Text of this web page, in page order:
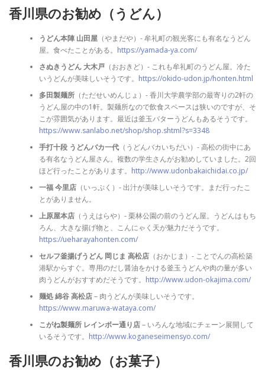
香川県のお勧め（うどん）
うどん本陣 山田屋（やまだや）- 牟礼町の観光客にも有名なうどん
屋。食べたことがある。 https://yamada-ya.com/
さぬきうどん 大木戸（おおきど）- これも牟礼町のうどん屋。冷た
いうどんが美味しいそうです。 https://okido-udon.jp/honten.html
多田製麺所（ただせいめんじょ）- 香川大学農学部の最寄りの2軒の
うどん屋の中の1軒。製麺所なので飲食スペースは狭いのですが、そ
こが雰囲気があります。最近は釜玉バターうどんもあるそうです。
https://www.sanlabo.net/shop/shop.shtml?s=3348
手打十段 うどんバカ一代（うどんバカいちだい）- 高松の街中にあ
る有名なうどん屋さん。複数の学生さんがお勧めしていました。2回
ほど行ったことがあります。 http://www.udonbakaichidai.co.jp/
一福 今里店（いっぷく）- 出汁が美味しいそうです。まだ行ったこ
とがありません。
上原屋本店（うえはらや）- 栗林公園の前のうどん屋。うどんはもち
ろん、大きな揚げ物と、こんにゃく天が魅力だそうです。
https://ueharayahonten.com/
セルフ釜揚げうどん 岡じま 高松店（おかじま）- ことでんの高松築
港駅からすぐ。専用のだし醤油をかける釜玉うどんや肉の量が多い
肉うどんがおすすめだそうです。 http://www.udon-okajima.com/
麺処 綿谷 高松店– 肉うどんが美味しいそうです。
https://www.maruwa-wataya.com/
こがね製麺所 レインボー通り店– いろんな地域にチェーン展開して
いるそうです。 http://www.koganeseimensyo.com/
香川県のお勧め（お菓子）